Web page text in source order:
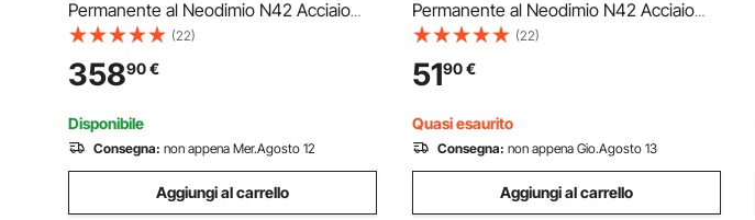
Permanente al Neodimio N42 Acciaio
Portata Massima da 1500kg Dimensioni
Base 300x133x139 mm, Sollevatore a
Magneti Permanenti Fattore di Sicurezza
2,5 Forza Trazione 3750kg
(22)
35890€
Disponibile
Consegna: non appena Mer.Agosto 12
Aggiungi al carrello
Permanente al Neodimio N42 Acciaio
Portata Massima da 100kg Dimensioni
Base 92x61x73 mm, Sollevatore a
Magneti Permanenti Fattore di Sicurezza
2,5 Forza di Trazione 250 kg
(22)
5190€
Quasi esaurito
Consegna: non appena Gio.Agosto 13
Aggiungi al carrello